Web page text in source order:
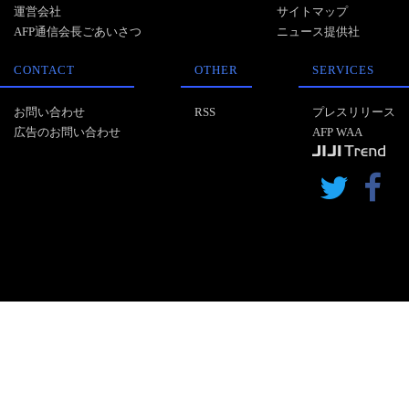
運営会社
AFP通信会長ごあいさつ
サイトマップ
ニュース提供社
CONTACT
お問い合わせ
広告のお問い合わせ
OTHER
RSS
SERVICES
プレスリリース
AFP WAA